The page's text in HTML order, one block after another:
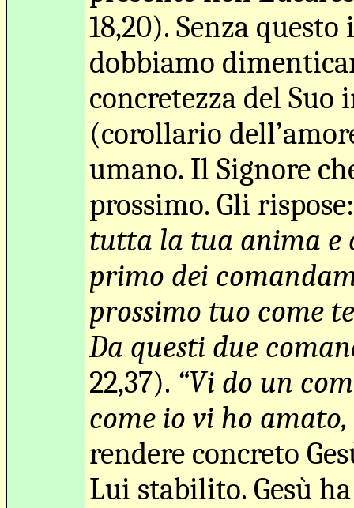
18,20). Senza
dobbiamo
concretezza del
(corollario
umano. Il Signore
prossimo. Gli
tutta la tua anima e
primo dei
prossimo tuo come
Da questi due
22,37). “Vi do un
come io vi ho
rendere concreto
Lui stabilito. Gesù